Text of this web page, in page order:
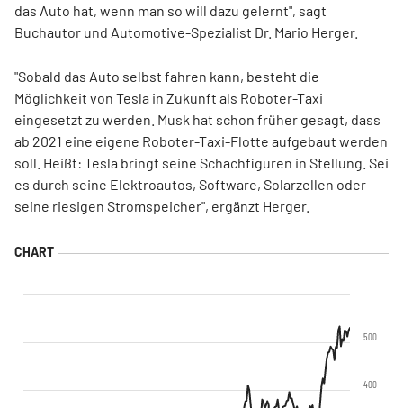
das Auto hat, wenn man so will dazu gelernt", sagt
Buchautor und Automotive-Spezialist Dr. Mario Herger.
"Sobald das Auto selbst fahren kann, besteht die
Möglichkeit von Tesla in Zukunft als Roboter-Taxi
eingesetzt zu werden. Musk hat schon früher gesagt, dass
ab 2021 eine eigene Roboter-Taxi-Flotte aufgebaut werden
soll. Heißt: Tesla bringt seine Schachfiguren in Stellung. Sei
es durch seine Elektroautos, Software, Solarzellen oder
seine riesigen Stromspeicher", ergänzt Herger.
400
500